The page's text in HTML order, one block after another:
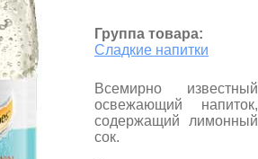
Группа товара:
Сладкие напитки
Всемирно известный
освежающий напиток,
содержащий лимонный
сок.